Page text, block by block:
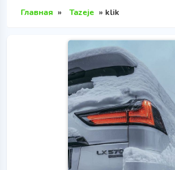
Главная » Tazeje » klik